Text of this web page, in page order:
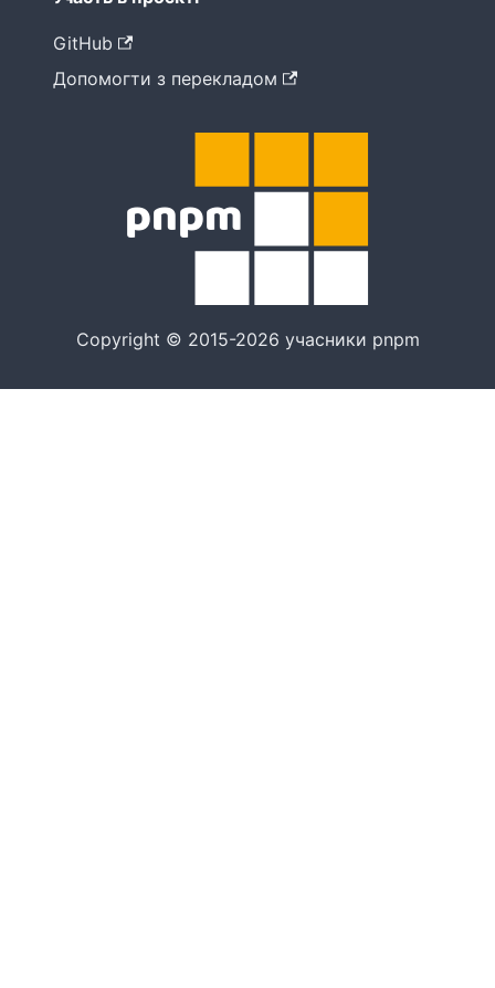
GitHub
Допомогти з перекладом
Copyright © 2015-2026 учасники pnpm